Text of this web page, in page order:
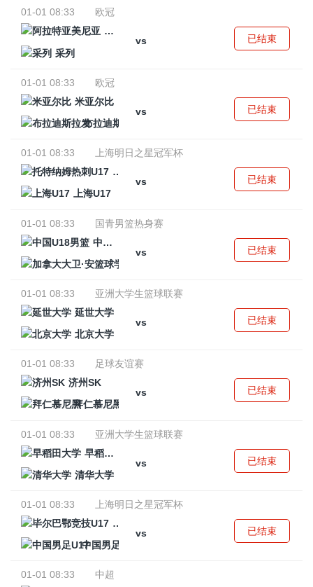
01-01 08:33
欧冠
阿拉特亚美尼亚
vs
采列
已结束
01-01 08:33
欧冠
米亚尔比
vs
布拉迪斯拉发
已结束
01-01 08:33
上海明日之星冠军杯
托特纳姆热刺U17
vs
上海U17
已结束
01-01 08:33
国青男篮热身赛
中国U18男篮
vs
已结束
01-01 08:33
亚洲大学生篮球联赛
延世大学
vs
北京大学
已结束
01-01 08:33
足球友谊赛
济州SK
vs
拜仁慕尼黑
已结束
01-01 08:33
亚洲大学生篮球联赛
早稻田大学
vs
清华大学
已结束
01-01 08:33
上海明日之星冠军杯
毕尔巴鄂竞技U17
vs
中国男足U17
已结束
01-01 08:33
中超